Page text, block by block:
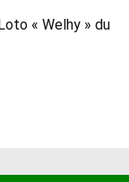
« Welhy » du